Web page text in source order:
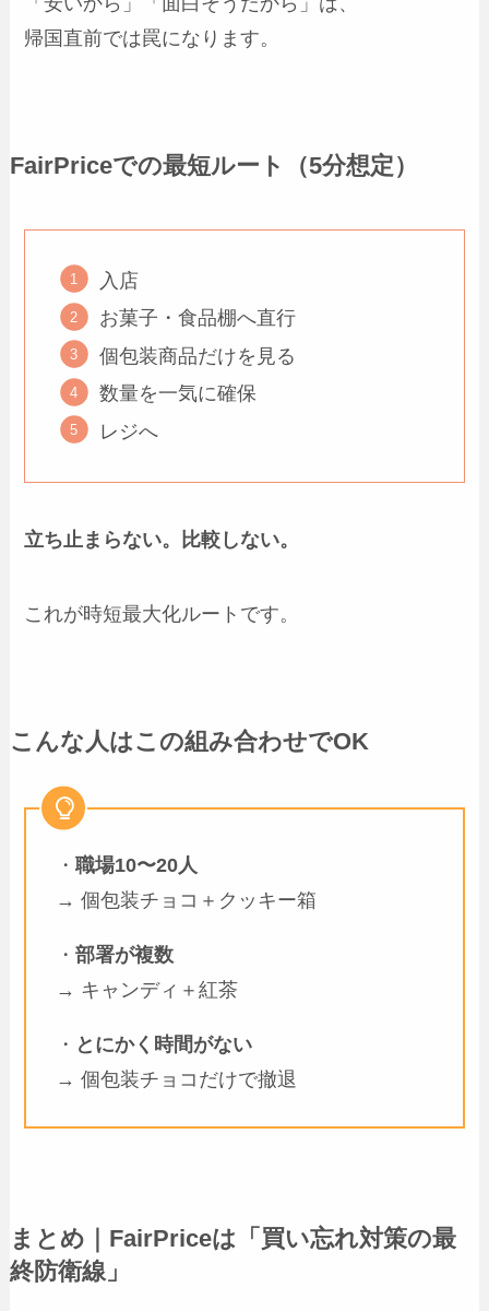
帰国直前では罠になります。
FairPriceでの最短ルート（5分想定）
入店
お菓子・食品棚へ直行
個包装商品だけを見る
数量を一気に確保
レジへ
立ち止まらない。比較しない。
これが時短最大化ルートです。
こんな人はこの組み合わせでOK
・職場10〜20人
→ 個包装チョコ＋クッキー箱
・部署が複数
→ キャンディ＋紅茶
・ とにかく時間がない
→ 個包装チョコだけで撤退
まとめ｜FairPriceは「買い忘れ対策の最
終防衛線」